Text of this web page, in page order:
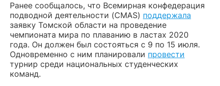
Ранее сообщалось, что Всемирная конфедерация
подводной деятельности (CMAS) поддержала
заявку Томской области на проведение
чемпионата мира по плаванию в ластах 2020
года. Он должен был состояться с 9 по 15 июля.
Одновременно с ним планировали провести
турнир среди национальных студенческих
команд.